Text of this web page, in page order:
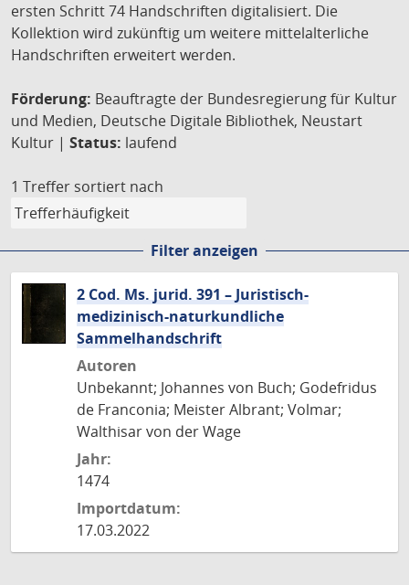
ersten Schritt 74 Handschriften digitalisiert. Die
Kollektion wird zukünftig um weitere mittelalterliche
Handschriften erweitert werden.
Förderung: Beauftragte der Bundesregierung für Kultur
und Medien, Deutsche Digitale Bibliothek, Neustart
Kultur | Status: laufend
1 Treffer sortiert nach
Filter anzeigen
2 Cod. Ms. jurid. 391 – Juristisch-
medizinisch-naturkundliche
Sammelhandschrift
Autoren
Unbekannt; Johannes von Buch; Godefridus
de Franconia; Meister Albrant; Volmar;
Walthisar von der Wage
Jahr:
1474
Importdatum:
17.03.2022